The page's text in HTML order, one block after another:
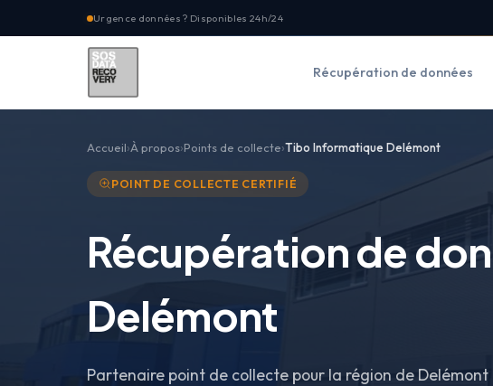
Urgence données ? Disponibles 24h/24
Récupération de données
Accueil À propos Points de collecte Tibo Informatique Delémont
POINT DE COLLECTE CERTIFIÉ
Récupération de
Delémont
Partenaire point de collecte pour la région de Delémont